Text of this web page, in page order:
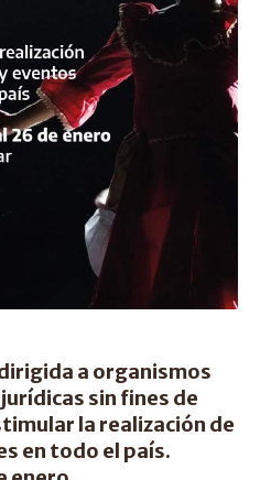
a organismos
sin fines de
la realización de
en todo el país.